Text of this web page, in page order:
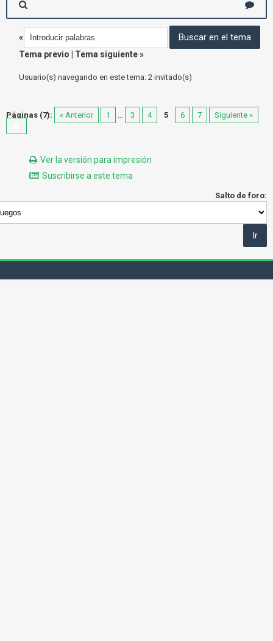
«
Tema previo
Tema siguiente»
Usuario(s) navegando en este tema: 2 invitado(s)
Páginas (7): « Anterior 1 ... 3 4 5 6 7 Siguiente »
Ver la versión para impresión
Suscribirse a este tema
Salto de foro: